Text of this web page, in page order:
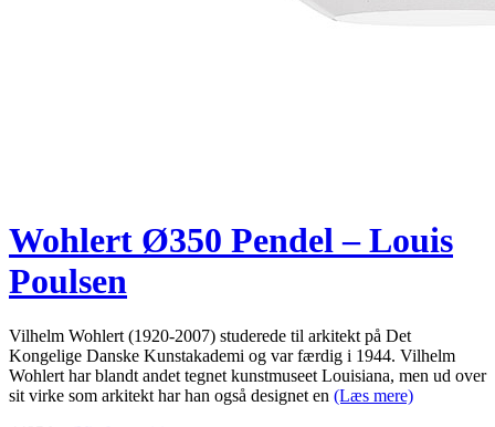
Wohlert Ø350 Pendel – Louis
Poulsen
Vilhelm Wohlert (1920-2007) studerede til arkitekt på Det
Kongelige Danske Kunstakademi og var færdig i 1944. Vilhelm
Wohlert har blandt andet tegnet kunstmuseet Louisiana, men ud over
sit virke som arkitekt har han også designet en (Læs mere)